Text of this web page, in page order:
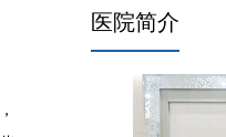
医院简介